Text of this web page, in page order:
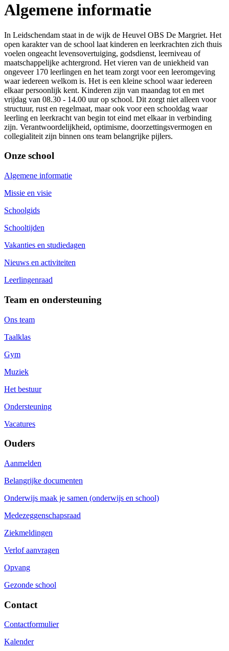
Algemene informatie
In Leidschendam staat in de wijk de Heuvel OBS De Margriet. Het
open karakter van de school laat kinderen en leerkrachten zich thuis
voelen ongeacht levensovertuiging, godsdienst, leerniveau of
maatschappelijke achtergrond. Het vieren van de uniekheid van
ongeveer 170 leerlingen en het team zorgt voor een leeromgeving
waar iedereen welkom is. Het is een kleine school waar iedereen
elkaar persoonlijk kent. Kinderen zijn van maandag tot en met
vrijdag van 08.30 - 14.00 uur op school. Dit zorgt niet alleen voor
structuur, rust en regelmaat, maar ook voor een schooldag waar
leerling en leerkracht van begin tot eind met elkaar in verbinding
zijn. Verantwoordelijkheid, optimisme, doorzettingsvermogen en
collegialiteit zijn binnen ons team belangrijke pijlers.
Onze school
Algemene informatie
Missie en visie
Schoolgids
Schooltijden
Vakanties en studiedagen
Nieuws en activiteiten
Leerlingenraad
Team en ondersteuning
Ons team
Taalklas
Gym
Muziek
Het bestuur
Ondersteuning
Vacatures
Ouders
Aanmelden
Belangrijke documenten
Onderwijs maak je samen (onderwijs en school)
Medezeggenschapsraad
Ziekmeldingen
Verlof aanvragen
Opvang
Gezonde school
Contact
Contactformulier
Kalender